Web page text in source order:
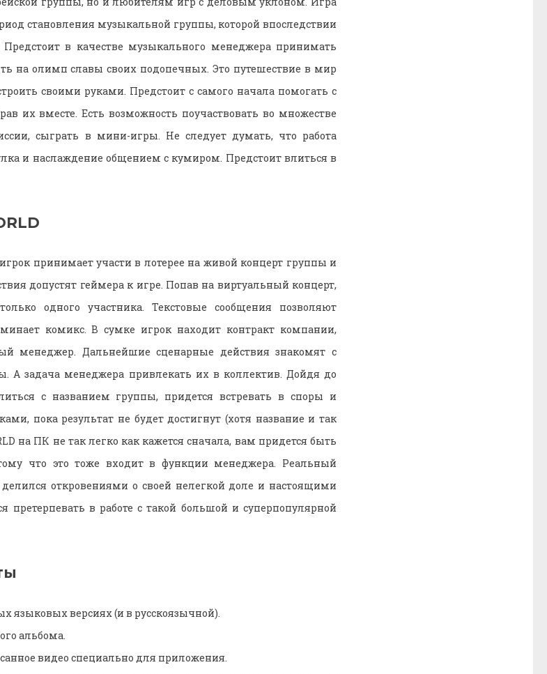
становления музыкальной группы, которой впоследствии
Предстоит в качестве музыкального менеджера принимать
на олимп славы своих подопечных. Это путешествие в мир
своими руками. Предстоит с самого начала помогать с
их вместе. Есть возможность поучаствовать во множестве
сыграть в мини-игры. Не следует думать, что работа
и наслаждение общением с кумиром. Предстоит влиться в
принимает участи в лотерее на живой концерт группы и
допустят геймера к игре. Попав на виртуальный концерт,
одного участника. Текстовые сообщения позволяют
комикс. В сумке игрок находит контракт компании,
менеджер. Дальнейшие сценарные действия знакомят с
А задача менеджера привлекать их в коллектив. Дойдя до
с названием группы, придется встревать в споры и
пока результат не будет достигнут (хотя название и так
на ПК не так легко как кажется сначала, вам придется быть
что это тоже входит в функции менеджера. Реальный
откровениями о своей нелегкой доле и настоящими
претерпевать в работе с такой большой и суперпопулярной
языковых версиях (и в русскоязычной).
альбома.
видео специально для приложения.